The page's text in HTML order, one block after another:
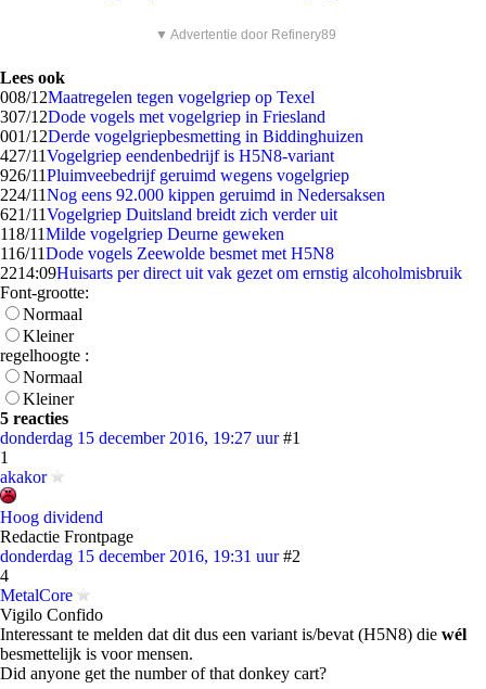
▼ Advertentie door Refinery89
Lees ook
008/12Maatregelen tegen vogelgriep op Texel
307/12Dode vogels met vogelgriep in Friesland
001/12Derde vogelgriepbesmetting in Biddinghuizen
427/11Vogelgriep eendenbedrijf is H5N8-variant
926/11Pluimveebedrijf geruimd wegens vogelgriep
224/11Nog eens 92.000 kippen geruimd in Nedersaksen
621/11Vogelgriep Duitsland breidt zich verder uit
118/11Milde vogelgriep Deurne geweken
116/11Dode vogels Zeewolde besmet met H5N8
2214:09Huisarts per direct uit vak gezet om ernstig alcoholmisbruik
Font-grootte:
Normaal
Kleiner
regelhoogte :
Normaal
Kleiner
5 reacties
donderdag 15 december 2016, 19:27 uur #1
1
akakor
Hoog dividend
Redactie Frontpage
donderdag 15 december 2016, 19:31 uur #2
4
MetalCore
Vigilo Confido
Interessant te melden dat dit dus een variant is/bevat (H5N8) die wél
besmettelijk is voor mensen.
Did anyone get the number of that donkey cart?